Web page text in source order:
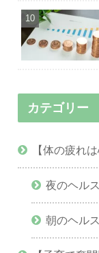
カテゴリー
【体の疲れ
夜のヘル
朝のヘル